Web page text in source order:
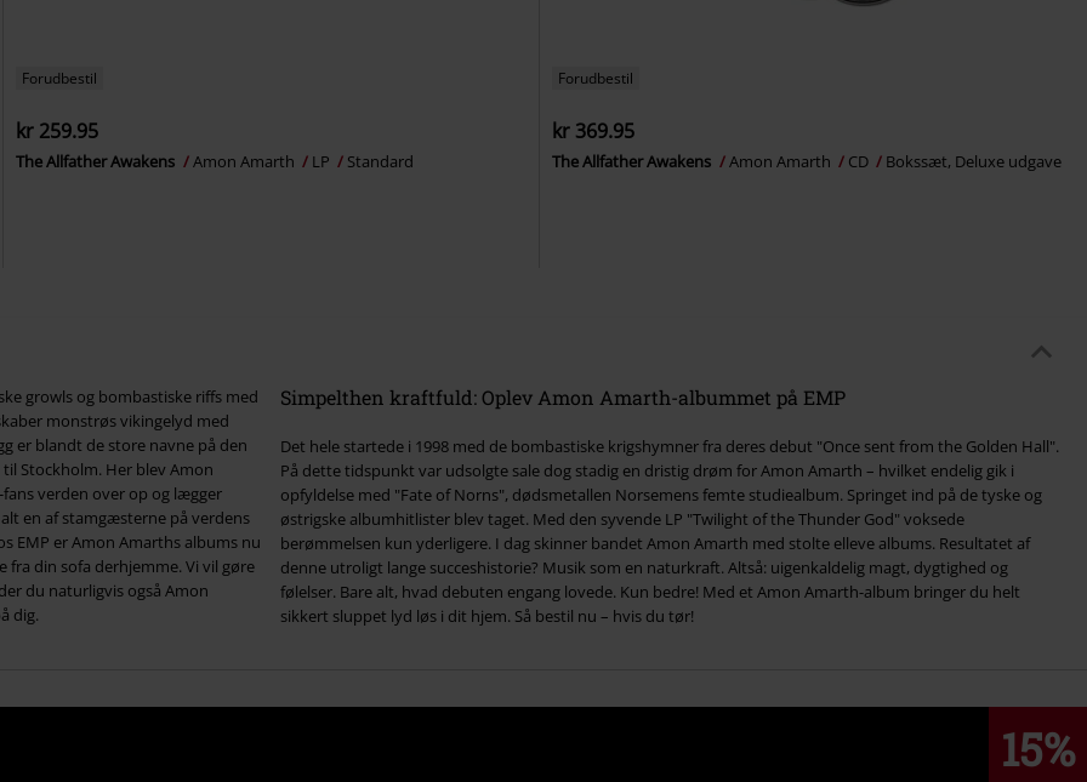
Forudbestil
kr 259.95
The Allfather Awakens Amon Amarth LP Standard
Forudbestil
kr 369.95
The Allfather Awakens Amon Amarth CD Bokssæt, Deluxe udgave
growls og bombastiske riffs med
monstrøs vikingelyd med
er blandt de store navne på den
Stockholm. Her blev Amon
verden over op og lægger
en af stamgæsterne på verdens
EMP er Amon Amarths albums nu
fra din sofa derhjemme. Vi vil gøre
du naturligvis også Amon
dig.
Simpelthen kraftfuld: Oplev Amon Amarth-albummet på EMP
Det hele startede i 1998 med de bombastiske krigshymner fra deres debut "Once sent from the Golden Hall".
På dette tidspunkt var udsolgte sale dog stadig en dristig drøm for Amon Amarth – hvilket endelig gik i
opfyldelse med "Fate of Norns", dødsmetallen Norsemens femte studiealbum. Springet ind på de tyske og
østrigske albumhitlister blev taget. Med den syvende LP "Twilight of the Thunder God" voksede
berømmelsen kun yderligere. I dag skinner bandet Amon Amarth med stolte elleve albums. Resultatet af
denne utroligt lange succeshistorie? Musik som en naturkraft. Altså: uigenkaldelig magt, dygtighed og
følelser. Bare alt, hvad debuten engang lovede. Kun bedre! Med et Amon Amarth-album bringer du helt
sikkert sluppet lyd løs i dit hjem. Så bestil nu – hvis du tør!
15%